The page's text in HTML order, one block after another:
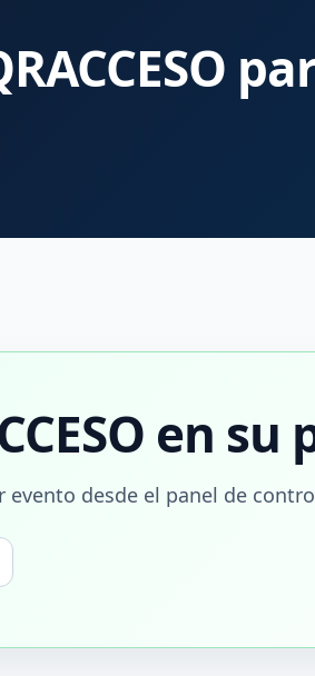
en
desde el panel de